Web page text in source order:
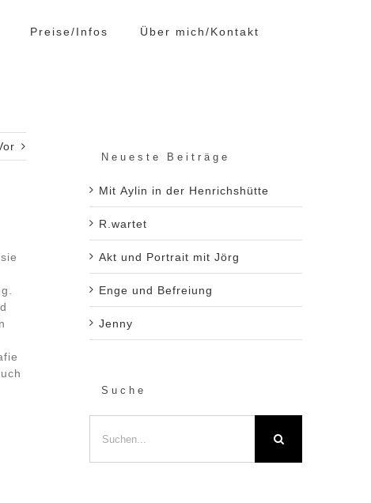
Preise/Infos Über mich/Kontakt
Neueste Beiträge
Mit Aylin in der Henrichshütte
R.wartet
Akt und Portrait mit Jörg
Enge und Befreiung
Jenny
Suche
nach: